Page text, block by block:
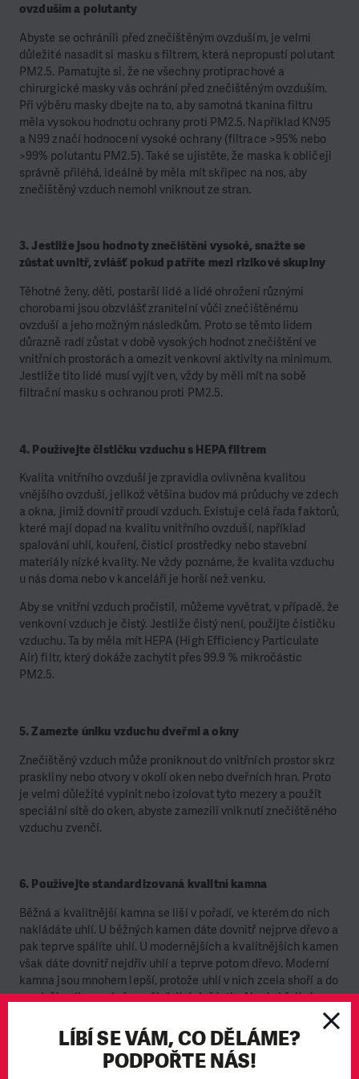
ovzduším a polutanty
Abyste se ochránili před znečištěným ovzduším, je velmi
důležité nasadit si masku s filtrem, která nepropustí polutant
PM2.5. Pamatujte si, že ne všechny protiprachové a
chirurgické masky vás ochrání před znečištěným ovzduším.
Při výběru masky dbejte na to, aby samotná tkanina filtru
měla vysokou hodnotu ochrany proti PM2.5. Například KN95
a N99 značí hodnocení vysoké ochrany (filtrace >95% nebo
>99% polutantu PM2.5). Také se ujistěte, že maska k obličeji
správně přiléhá, ideálně by měla mít skřipec na nos, aby
znečištěný vzduch nemohl vniknout ze stran.
3. Jestliže jsou hodnoty znečištění vysoké, snažte se
zůstat uvnitř, zvlášť pokud patříte mezi rizikové skupiny
Těhotné ženy, děti, postarší lidé a lidé ohroženi různými
chorobami jsou obzvlášť zranitelní vůči znečištěnému
ovzduší a jeho možným následkům. Proto se těmto lidem
důrazně radí zůstat v době vysokých hodnot znečištění ve
vnitřních prostorách a omezit venkovní aktivity na minimum.
Jestliže tito lidé musí vyjít ven, vždy by měli mít na sobě
filtrační masku s ochranou proti PM2.5.
4. Používejte čističku vzduchu s HEPA filtrem
Kvalita vnitřního ovzduší je zpravidla ovlivněna kvalitou
vnějšího ovzduší, jelikož většina budov má průduchy ve zdech
a okna, jimiž dovnitř proudí vzduch. Existuje celá řada faktorů,
které mají dopad na kvalitu vnitřního ovzduší, například
spalování uhlí, kouření, čisticí prostředky nebo stavební
materiály nízké kvality. Ne vždy poznáme, že kvalita vzduchu
u nás doma nebo v kanceláři je horší než venku.
Aby se vnitřní vzduch pročistil, můžeme vyvětrat, v případě, že
venkovní vzduch je čistý. Jestliže čistý není, použijte čističku
vzduchu. Ta by měla mít HEPA (High Efficiency Particulate
Air) filtr, který dokáže zachytit přes 99.9 % mikročástic
PM2.5.
5. Zamezte úniku vzduchu dveřmi a okny
Znečištěný vzduch může proniknout do vnitřních prostor skrz
praskliny nebo otvory v okolí oken nebo dveřních hran. Proto
je velmi důležité vyplnit nebo izolovat tyto mezery a použít
speciální sítě do oken, abyste zamezili vniknutí znečištěného
vzduchu zvenčí.
6. Používejte standardizovaná kvalitní kamna
Běžná a kvalitnější kamna se liší v pořadí, ve kterém do nich
nakládáte uhlí. U běžných kamen dáte dovnitř nejprve dřevo a
pak teprve spálíte uhlí. U modernějších a kvalitnějších kamen
však dáte dovnitř nejdřív uhlí a teprve potom dřevo. Moderní
kamna jsou mnohem lepší, protože uhlí v nich zcela shoří a do
ovzduší unikne méně znečisťujících částic. Navíc hřejí víc a
delší dobu. Nejen že vám moderní kamna pomohou ušetřit 30
% paliva, ale také sníží množství uvolněných toxických částic
o 20-80 %.LÍBÍ SE VÁM, CO DĚLÁME?
PODPOŘTE NÁS!